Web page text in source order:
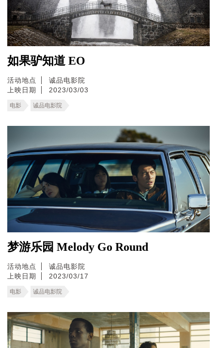
如果驴知道 EO
活动地点
诚品电影院
上映日期
2023/03/03
电影 诚品电影院
梦游乐园 Melody Go Round
活动地点
诚品电影院
上映日期
2023/03/17
电影 诚品电影院